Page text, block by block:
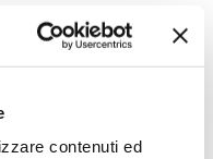
contenuti ed